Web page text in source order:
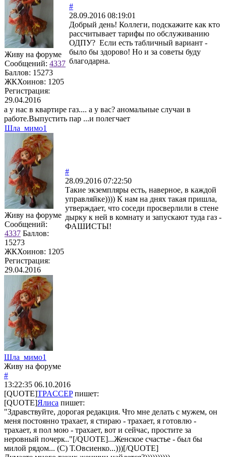
Живу на форуме
Сообщений: 4337
Баллов: 15273
ЖКХоинов: 1205
Регистрация:
29.04.2016
#
28.09.2016 08:19:01
Добрый день! Коллеги, подскажите как кто
рассчитывает тарифы по обслуживанию
ОДПУ? Если есть табличный вариант -
было бы здорово! Но и за советы буду
благодарна.
а у нас в квартире газ.... а у вас? аномальные случаи в
работе.Выпустить пар ...и полегчает
Шла_мимо1
Живу на форуме
Сообщений:
4337 Баллов:
15273
ЖКХоинов: 1205
Регистрация:
29.04.2016
#
28.09.2016 07:22:50
Такие экземпляры есть, наверное, в каждой
управляйке)))) К нам на днях такая пришла,
утверждает, что соседи просверлили в стене
дырку к ней в комнату и запускают туда газ -
ФАШИСТЫ!
Шла_мимо1
Живу на форуме
#
13:22:35 06.10.2016
[QUOTE]TPACCEPпишет:
[QUOTE]Ялиса пишет:
"Здравствуйте, дорогая редакция. Что мне делать с мужем, он
меня постоянно трахает, я стираю - трахает, я готовлю -
трахает, я пол мою - трахает, вот и сейчас, простите за
неровный почерк.."[/QUOTE]...Женское счастье - был бы
милой рядом... (С) Т.Овсиенко...)))[/QUOTE]